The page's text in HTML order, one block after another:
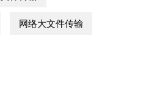
网络大文件传输